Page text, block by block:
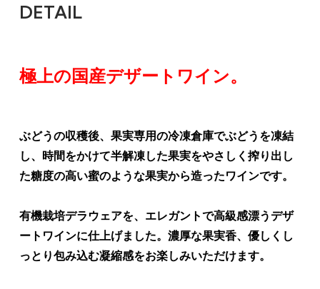
DETAIL
極上の国産デザートワイン。
ぶどうの収穫後、果実専用の冷凍倉庫でぶどうを凍結
し、時間をかけて半解凍した果実をやさしく搾り出し
た糖度の高い蜜のような果実から造ったワインです。
有機栽培デラウェアを、エレガントで高級感漂うデザ
ートワインに仕上げました。濃厚な果実香、優しくし
っとり包み込む凝縮感をお楽しみいただけます。